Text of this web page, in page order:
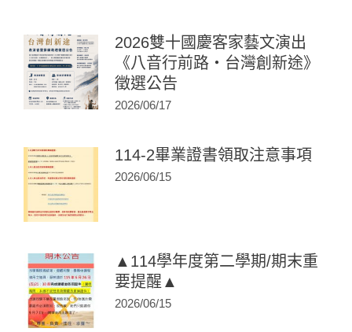
2026雙十國慶客家藝文演出
《八音行前路・台灣創新途》
徵選公告
2026/06/17
114-2畢業證書領取注意事項
2026/06/15
▲114學年度第二學期/期末重
要提醒▲
2026/06/15